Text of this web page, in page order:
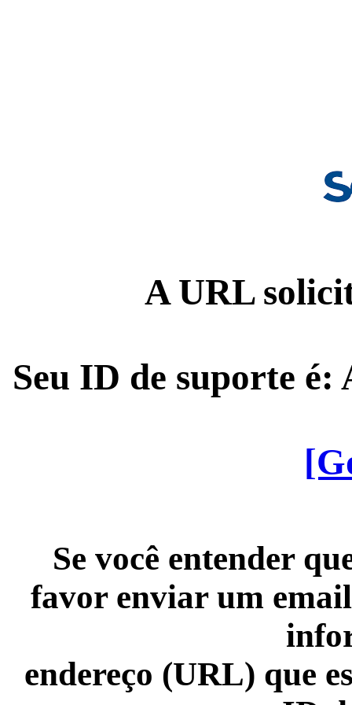
A URL
Seu ID de suporte é:
Se você entender
favor enviar um
endereço (URL) que